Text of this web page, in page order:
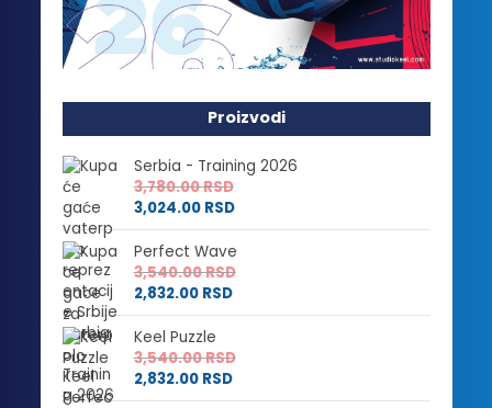
Proizvodi
Serbia - Training 2026
3,780.00RSD
3,024.00 RSD
Perfect Wave
3,540.00RSD
2,832.00 RSD
Keel Puzzle
3,540.00RSD
2,832.00 RSD